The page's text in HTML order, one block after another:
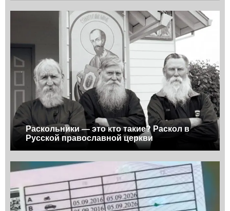
Раскольники — это кто такие? Раскол в
Русской православной церкви